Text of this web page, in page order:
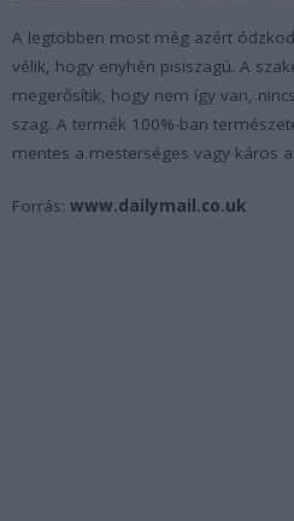
A legtöbben most még azért
vélik, hogy enyhén pisiszagú. A
megerősítik, hogy nem így van,
szag. A termék 100%-ban
mentes a mesterséges vagy káros
Forrás: www.dailymail.co.uk